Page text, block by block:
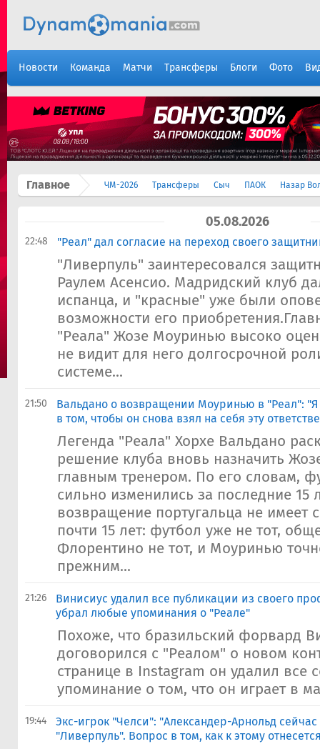
Новости Команда Матчи Трансферы Блоги Фото
Главное ЧМ-2026 Трансферы Сыч ПАОК Назар
05.08.2026
22:48 "Реал" дал согласие на переход своего
"Ливерпуль" заинтересовался
Раулем Асенсио. Мадридский клуб
испанца, и "красные" уже были
возможности его
"Реала" Жозе Моуринью высоко
не видит для него долгосрочной
системе...
21:50
Вальдано о возвращении Моуринью в "Реал":
в том, чтобы он снова взял на себя эту
Легенда "Реала" Хорхе Вальдано
решение клуба вновь назначить
главным тренером. По его словам,
сильно изменились за последние 15
возвращение португальца не имеет
почти 15 лет: футбол уже не тот,
Флорентино не тот, и Моуринью
прежним...
21:26
Винисиус удалил все публикации из своего
убрал любые упоминания о "Реале"
Похоже, что бразильский форвард
договорился с "Реалом" о новом
странице в Instagram он удалил все
упоминание о том, что он играет в
19:44
Экс-игрок "Челси": "Александер-Арнольд
"Ливерпуль". Вопрос в том, как к этому